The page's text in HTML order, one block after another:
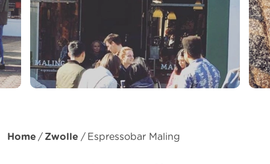
Home Zwolle Espressobar Maling